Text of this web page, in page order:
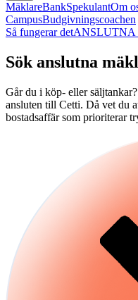
MäklareBankSpekulantOm
CampusBudgivningscoachen
Så fungerar det
Sök anslutna
Går du i köp- eller
ansluten till Cetti. Då vet du
bostadsaffär som prioriterar